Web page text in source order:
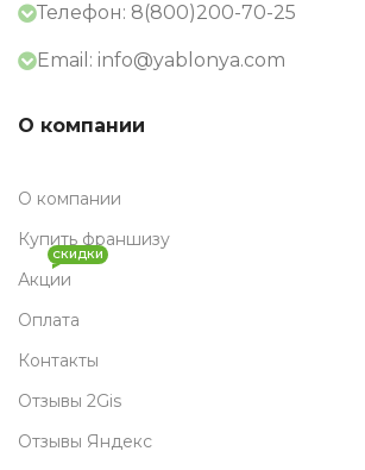
Телефон: 8(800)200-70-25
Email: info@yablonya.com
О компании
О компании
Купить франшизу
Акции
СКИДКИ
Оплата
Контакты
Отзывы 2Gis
Отзывы Яндекс